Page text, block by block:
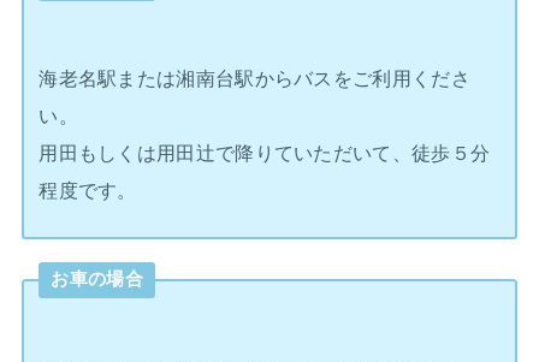
海老名駅または湘南台駅からバスをご利用くださ
い。
用田もしくは用田辻で降りていただいて、徒歩５分
程度です。
お車の場合